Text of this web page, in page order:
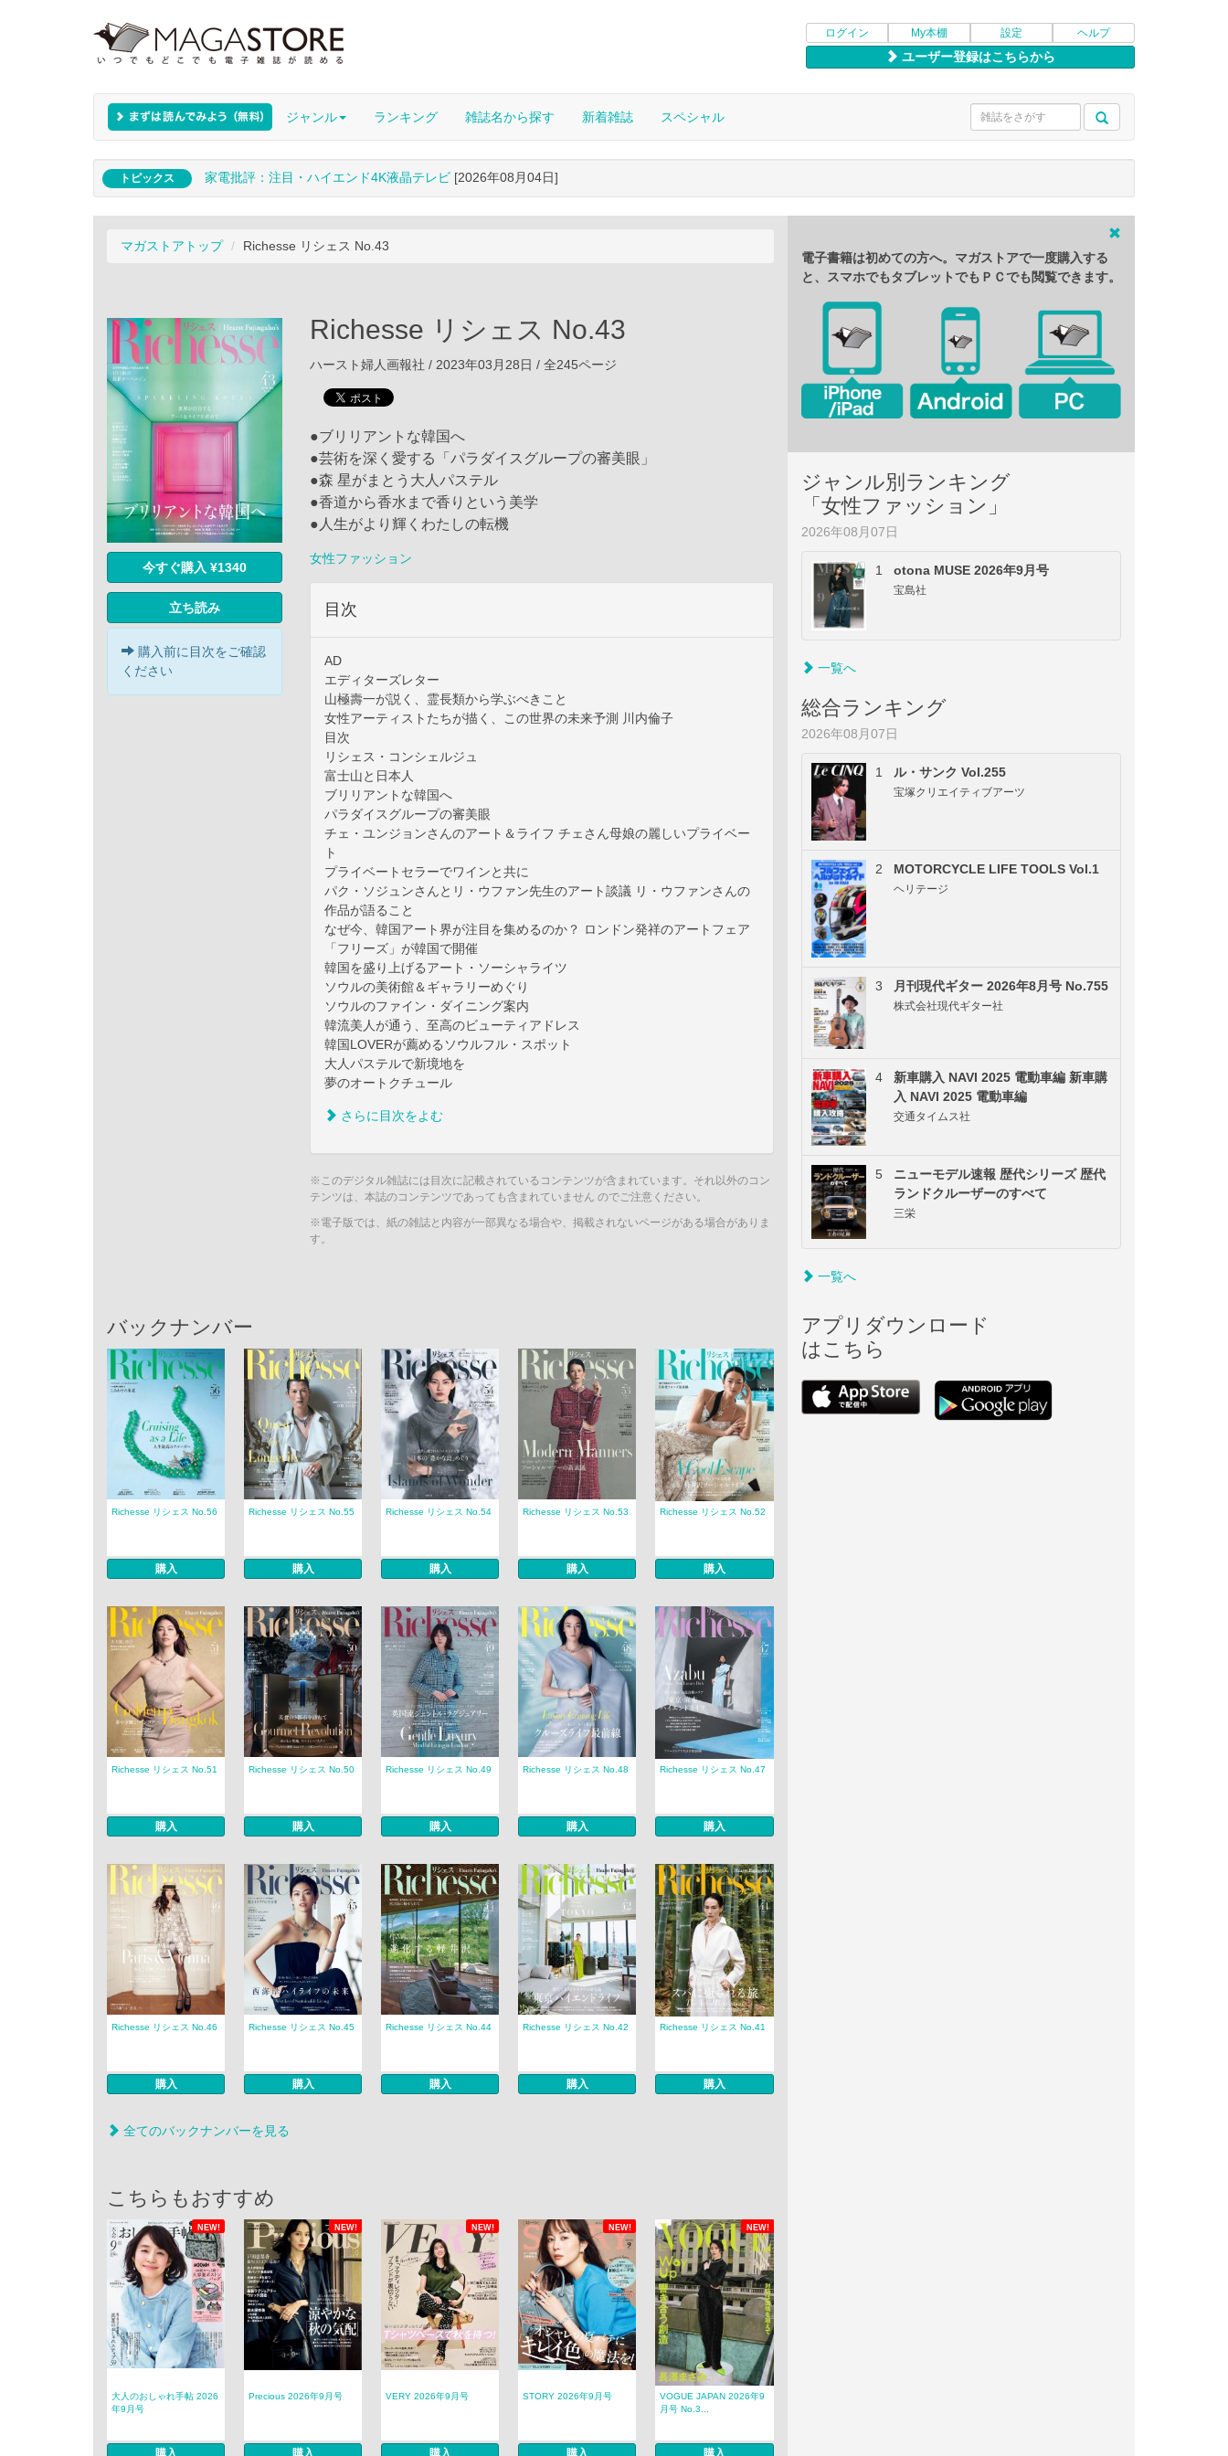
ログイン My本棚 設定 ヘルプ
ユーザー登録はこちらから
ジャンル ランキング 雑誌名から探す 新着雑誌 スペシャル
トピックス 家電批評：注目・ハイエンド4K液晶テレビ [2026年08月04日]
マガストアトップ Richesse リシェス No.43
今すぐ購入 ¥1340
立ち読み
購入前に目次をご確認
ください
Richesse リシェス No.43
ハースト婦人画報社 / 2023年03月28日 / 全245ページ
●ブリリアントな韓国へ
●芸術を深く愛する「パラダイスグループの審美眼」
●森 星がまとう大人パステル
●香道から香水まで香りという美学
●人生がより輝くわたしの転機
女性ファッション
目次
AD
エディターズレター
山極壽一が説く、霊長類から学ぶべきこと
女性アーティストたちが描く、この世界の未来予測 川内倫子
目次
リシェス・コンシェルジュ
富士山と日本人
ブリリアントな韓国へ
パラダイスグループの審美眼
チェ・ユンジョンさんのアート＆ライフ チェさん母娘の麗しいプライベー
ト
プライベートセラーでワインと共に
パク・ソジュンさんとリ・ウファン先生のアート談議 リ・ウファンさんの
作品が語ること
なぜ今、韓国アート界が注目を集めるのか？ ロンドン発祥のアートフェア
「フリーズ」が韓国で開催
韓国を盛り上げるアート・ソーシャライツ
ソウルの美術館＆ギャラリーめぐり
ソウルのファイン・ダイニング案内
韓流美人が通う、至高のビューティアドレス
韓国LOVERが薦めるソウルフル・スポット
大人パステルで新境地を
夢のオートクチュール
さらに目次をよむ
※このデジタル雑誌には目次に記載されているコンテンツが含まれています。それ以外のコン
テンツは、本誌のコンテンツであっても含まれていません のでご注意ください。
※電子版では、紙の雑誌と内容が一部異なる場合や、掲載されないページがある場合がありま
す。
バックナンバー
Richesse リシェス No.56
購入
Richesse リシェス No.55
購入
Richesse リシェス No.54
購入
Richesse リシェス No.53
購入
Richesse リシェス No.52
購入
Richesse リシェス No.51
購入
Richesse リシェス No.50
購入
Richesse リシェス No.49
購入
Richesse リシェス No.48
購入
Richesse リシェス No.47
購入
Richesse リシェス No.46
購入
Richesse リシェス No.45
購入
Richesse リシェス No.44
購入
Richesse リシェス No.42
購入
Richesse リシェス No.41
購入
全てのバックナンバーを見る
こちらもおすすめ
NEW! NEW! NEW! NEW! NEW!
大人のおしゃれ手帖 2026
年9月号
購入
Precious 2026年9月号
購入
VERY 2026年9月号
購入
STORY 2026年9月号
購入
VOGUE JAPAN 2026年9
月号 No.3...
購入
電子書籍は初めての方へ。マガストアで一度購入する
と、スマホでもタブレットでもＰＣでも閲覧できます。
ジャンル別ランキング
「女性ファッション」
2026年08月07日
1 otona MUSE 2026年9月号
宝島社
一覧へ
総合ランキング
2026年08月07日
1 ル・サンク Vol.255
宝塚クリエイティブアーツ
2 MOTORCYCLE LIFE TOOLS Vol.1
ヘリテージ
3 月刊現代ギター 2026年8月号 No.755
株式会社現代ギター社
4
新車購入 NAVI 2025 電動車編 新車購
入 NAVI 2025 電動車編
交通タイムス社
5
ニューモデル速報 歴代シリーズ 歴代
ランドクルーザーのすべて
三栄
一覧へ
アプリダウンロード
はこちら